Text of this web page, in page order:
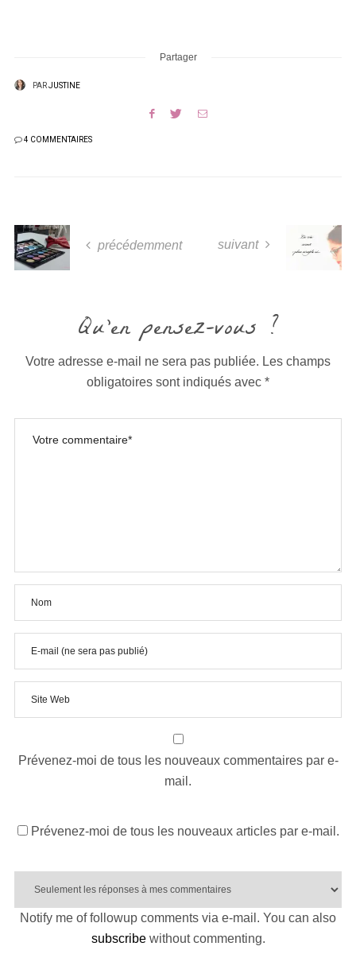
Partager
PARJUSTINE
4 COMMENTAIRES
précédemment suivant
Qu'en pensez-vous ?
Votre adresse e-mail ne sera pas publiée. Les champs
obligatoires sont indiqués avec *
Prévenez-moi de tous les nouveaux commentaires par e-
mail.
Prévenez-moi de tous les nouveaux articles par e-mail.
Notify me of followup comments via e-mail. You can also
subscribewithout commenting.